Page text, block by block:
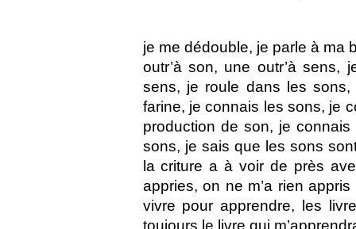
je me dédouble, je parle à ma
outr’à son, une outr’à
sens, je roule dans les
farine, je connais les sons, je
production de son, je
sons, je sais que les sons
la criture a à voir de près
appries, on ne m’a rien
vivre pour apprendre, les
toujours le livre qui